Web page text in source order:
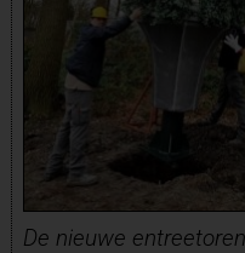
De nieuwe